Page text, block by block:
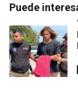
Puede